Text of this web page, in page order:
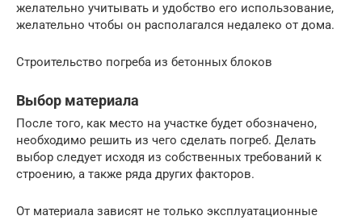
желательно учитывать и удобство его использование,
желательно чтобы он располагался недалеко от дома.
Строительство погреба из бетонных блоков
Выбор материала
После того, как место на участке будет обозначено,
необходимо решить из чего сделать погреб. Делать
выбор следует исходя из собственных требований к
строению, а также ряда других факторов.
От материала зависят не только эксплуатационные